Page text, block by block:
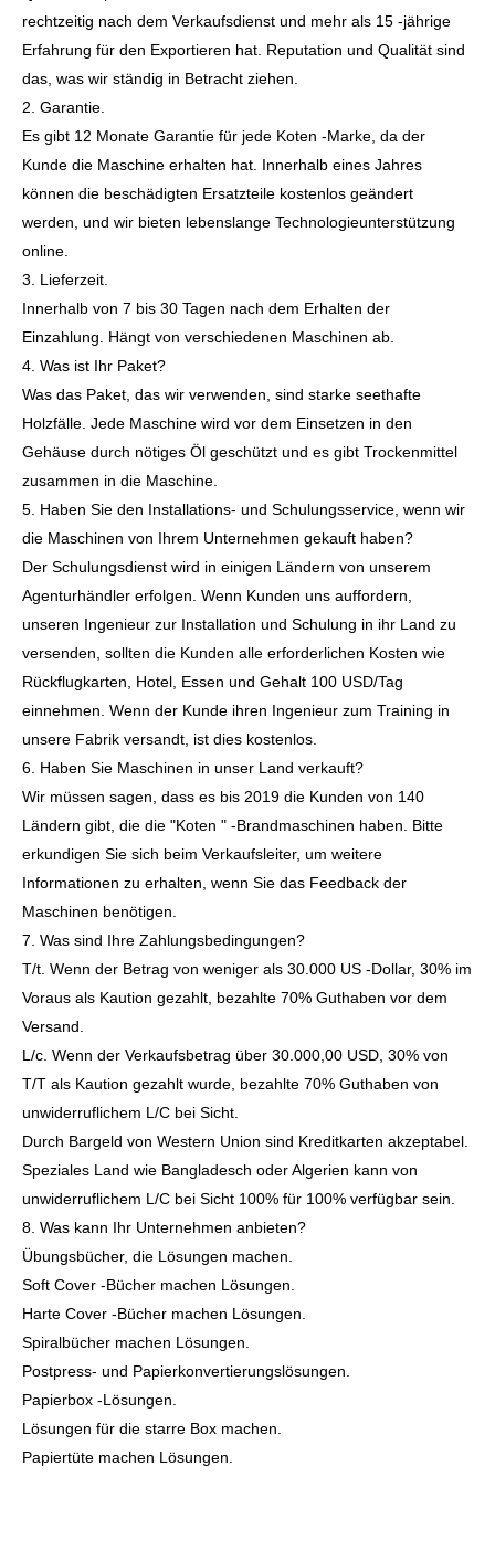
rechtzeitig nach dem Verkaufsdienst und mehr als 15 -jährige
Erfahrung für den Exportieren hat. Reputation und Qualität sind
das, was wir ständig in Betracht ziehen.
2. Garantie.
Es gibt 12 Monate Garantie für jede Koten -Marke, da der
Kunde die Maschine erhalten hat. Innerhalb eines Jahres
können die beschädigten Ersatzteile kostenlos geändert
werden, und wir bieten lebenslange Technologieunterstützung
online.
3. Lieferzeit.
Innerhalb von 7 bis 30 Tagen nach dem Erhalten der
Einzahlung. Hängt von verschiedenen Maschinen ab.
4. Was ist Ihr Paket?
Was das Paket, das wir verwenden, sind starke seethafte
Holzfälle. Jede Maschine wird vor dem Einsetzen in den
Gehäuse durch nötiges Öl geschützt und es gibt Trockenmittel
zusammen in die Maschine.
5. Haben Sie den Installations- und Schulungsservice, wenn wir
die Maschinen von Ihrem Unternehmen gekauft haben?
Der Schulungsdienst wird in einigen Ländern von unserem
Agenturhändler erfolgen. Wenn Kunden uns auffordern,
unseren Ingenieur zur Installation und Schulung in ihr Land zu
versenden, sollten die Kunden alle erforderlichen Kosten wie
Rückflugkarten, Hotel, Essen und Gehalt 100 USD/Tag
einnehmen. Wenn der Kunde ihren Ingenieur zum Training in
unsere Fabrik versandt, ist dies kostenlos.
6. Haben Sie Maschinen in unser Land verkauft?
Wir müssen sagen, dass es bis 2019 die Kunden von 140
Ländern gibt, die die "Koten " -Brandmaschinen haben. Bitte
erkundigen Sie sich beim Verkaufsleiter, um weitere
Informationen zu erhalten, wenn Sie das Feedback der
Maschinen benötigen.
7. Was sind Ihre Zahlungsbedingungen?
T/t. Wenn der Betrag von weniger als 30.000 US -Dollar, 30% im
Voraus als Kaution gezahlt, bezahlte 70% Guthaben vor dem
Versand.
L/c. Wenn der Verkaufsbetrag über 30.000,00 USD, 30% von
T/T als Kaution gezahlt wurde, bezahlte 70% Guthaben von
unwiderruflichem L/C bei Sicht.
Durch Bargeld von Western Union sind Kreditkarten akzeptabel.
Speziales Land wie Bangladesch oder Algerien kann von
unwiderruflichem L/C bei Sicht 100% für 100% verfügbar sein.
8. Was kann Ihr Unternehmen anbieten?
Übungsbücher, die Lösungen machen.
Soft Cover -Bücher machen Lösungen.
Harte Cover -Bücher machen Lösungen.
Spiralbücher machen Lösungen.
Postpress- und Papierkonvertierungslösungen.
Papierbox -Lösungen.
Lösungen für die starre Box machen.
Papiertüte machen Lösungen.